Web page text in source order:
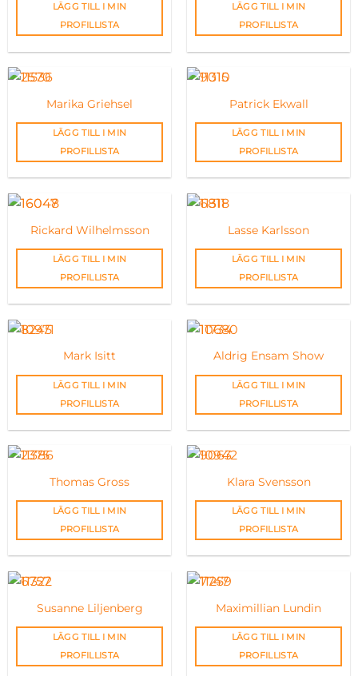
LÄGG TILL I MIN
PROFILLISTA
LÄGG TILL I MIN
PROFILLISTA
Marika Griehsel
LÄGG TILL I MIN
PROFILLISTA
Patrick Ekwall
LÄGG TILL I MIN
PROFILLISTA
Rickard Wilhelmsson
LÄGG TILL I MIN
PROFILLISTA
Lasse Karlsson
LÄGG TILL I MIN
PROFILLISTA
Mark Isitt
LÄGG TILL I MIN
PROFILLISTA
Aldrig Ensam Show
LÄGG TILL I MIN
PROFILLISTA
Thomas Gross
LÄGG TILL I MIN
PROFILLISTA
Klara Svensson
LÄGG TILL I MIN
PROFILLISTA
Susanne Liljenberg
LÄGG TILL I MIN
PROFILLISTA
Maximillian Lundin
LÄGG TILL I MIN
PROFILLISTA